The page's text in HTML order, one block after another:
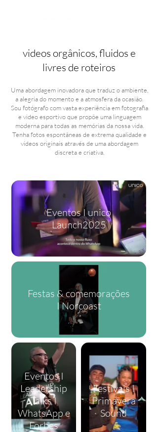
videos orgânicos, fluidos e
livres de roteiros
Uma abordagem inovadora que traduz o ambiente,
a alegria do momento e a atmosfera da ocasião.
Sou fotógrafo com vasta experiência em fotografia
e video esportivo que propõe uma linguagem
moderna para todas as memórias da nossa vida.
Tenha fotos espontâneas de extrema qualidade e
videos originais através de uma abordagem
discreta e criativa.
Eventos I unico
Launch2025
Festas & comemorações
I Norcoast
Eventos I
Leadership
Talks I
WhatsApp e
Forbes
Festivais I
Primavera
Sound